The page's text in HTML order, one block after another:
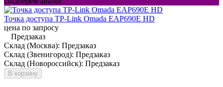
Точка доступа TP-Link Omada EAP690E HD
цена по запросу
Предзаказ
Склад (Москва): Предзаказ
Склад (Звенигород): Предзаказ
Склад (Новороссийск): Предзаказ
В корзину